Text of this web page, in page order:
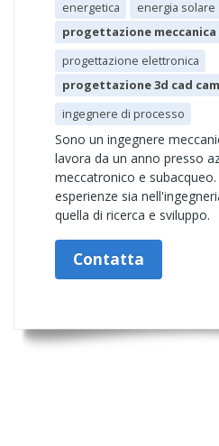
energetica
energia solare
progettazione meccanica
progettazione elettronica
progettazione 3d cad cam
ingegnere di processo
Sono un ingegnere
lavora da un anno presso
meccatronico e
esperienze sia
quella di ricerca e sviluppo.
Contatta